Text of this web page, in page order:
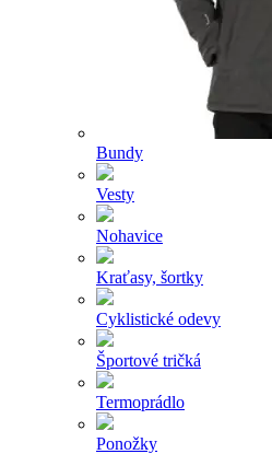
Bundy
Vesty
Nohavice
Kraťasy, šortky
Cyklistické odevy
Športové tričká
Termoprádlo
Ponožky